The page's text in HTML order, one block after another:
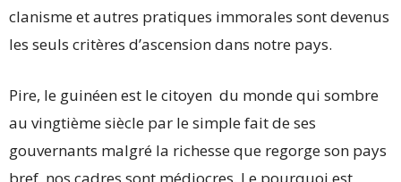
clanisme et autres pratiques immorales sont devenus
les seuls critères d’ascension dans notre pays.
Pire, le guinéen est le citoyen du monde qui sombre
au vingtième siècle par le simple fait de ses
gouvernants malgré la richesse que regorge son pays
bref, nos cadres sont médiocres. Le pourquoi est